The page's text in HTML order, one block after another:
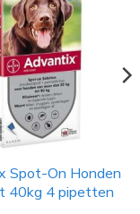
Spot-On Honden
40kg 4 pipetten